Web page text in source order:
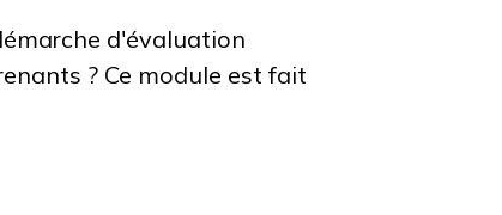
d'évaluation
? Ce module est fait